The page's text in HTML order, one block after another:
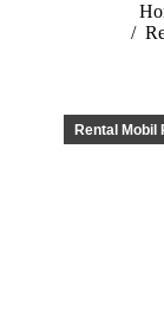
You are here:
Rental Mobil